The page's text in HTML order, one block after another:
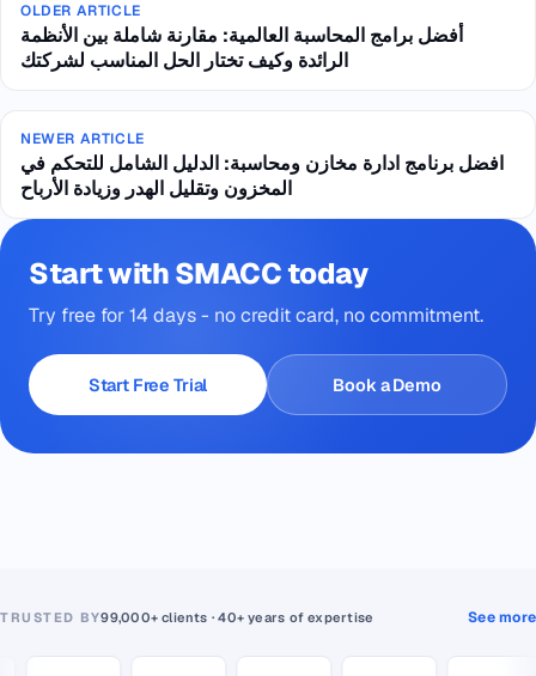
OLDER ARTICLE
أفضل برامج المحاسبة العالمية: مقارنة شاملة بين الأنظمة
الرائدة وكيف تختار الحل المناسب لشركتك
NEWER ARTICLE
افضل برنامج ادارة مخازن ومحاسبة: الدليل الشامل للتحكم في
المخزون وتقليل الهدر وزيادة الأرباح
Start with SMACC today
Try free for 14 days - no credit card, no commitment.
Start Free Trial Book a Demo
TRUSTED BY99,000+ clients · 40+ years of expertise See more